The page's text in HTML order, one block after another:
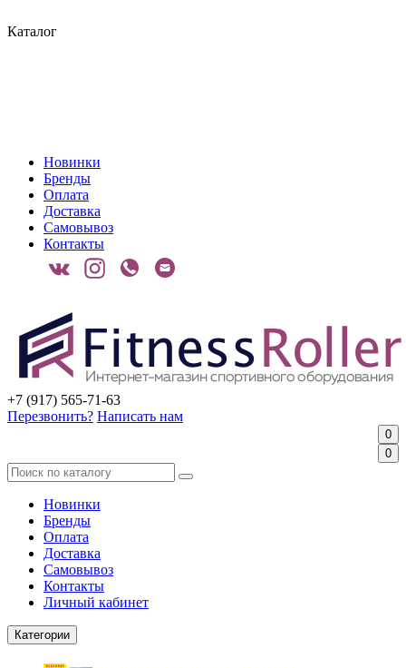
Каталог
Новинки
Бренды
Оплата
Доставка
Самовывоз
Контакты
+7 (917) 565-71-63
Перезвонить? Написать нам
0
0
Новинки
Бренды
Оплата
Доставка
Самовывоз
Контакты
Личный кабинет
Категории